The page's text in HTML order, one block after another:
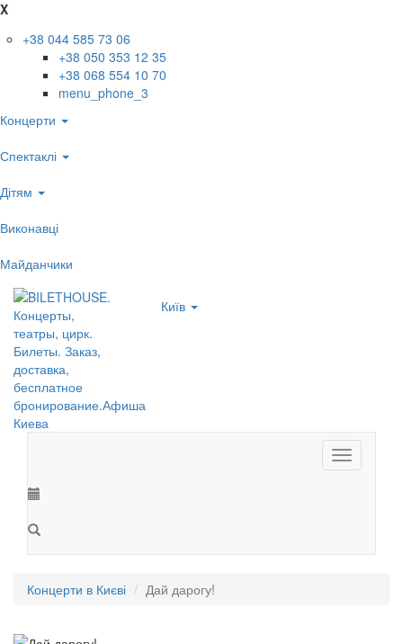
X
+38 044 585 73 06
+38 050 353 12 35
+38 068 554 10 70
menu_phone_3
Концерти
Спектаклі
Дітям
Виконавці
Майданчики
Київ
Toggle
navigation
Концерти в Києві Дай дарогу!